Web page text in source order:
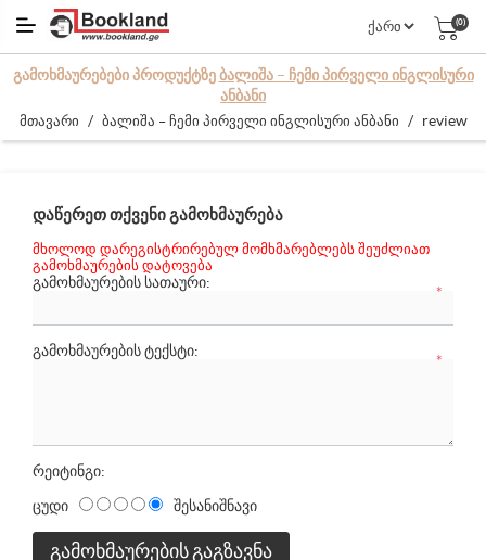
(0)
ᲒᲐᲛᲝᲮᲛᲐᲣᲠᲔᲑᲔᲑᲘ ᲞᲠᲝᲓᲣᲥᲢᲖᲔᲑᲐᲚᲘᲨᲐ – ᲩᲔᲛᲘ ᲞᲘᲠᲕᲔᲚᲘ ᲘᲜᲒᲚᲘᲡᲣᲠᲘ
ᲐᲜᲑᲐᲜᲘ
მთავარი / ბალიშა – ჩემი პირველი ინგლისური ანბანი / review
ᲓᲐᲬᲔᲠᲔᲗ ᲗᲥᲕᲔᲜᲘ ᲒᲐᲛᲝᲮᲛᲐᲣᲠᲔᲑᲐ
მხოლოდ დარეგისტრირებულ მომხმარებლებს შეუძლიათ
გამოხმაურების დატოვება
ᲒᲐᲛᲝᲮᲛᲐᲣᲠᲔᲑᲘᲡ ᲡᲐᲗᲐᲣᲠᲘ:
*
ᲒᲐᲛᲝᲮᲛᲐᲣᲠᲔᲑᲘᲡ ᲢᲔᲥᲡᲢᲘ:
*
რეიტინგი:
ცუდი
შესანიშნავი
ᲒᲐᲛᲝᲮᲛᲐᲣᲠᲔᲑᲘᲡ ᲒᲐᲒᲖᲐᲕᲜᲐ